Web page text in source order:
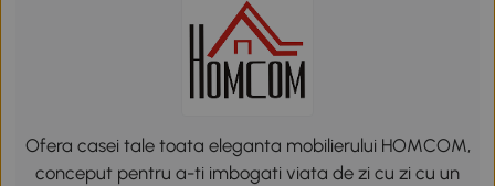
Ofera casei tale toata eleganta mobilierului HOMCOM,
conceput pentru a-ti imbogati viata de zi cu zi cu un